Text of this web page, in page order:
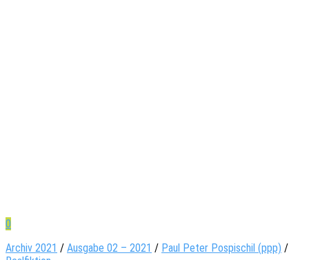
0
Archiv 2021 / Ausgabe 02 – 2021 / Paul Peter Pospischil (ppp) /